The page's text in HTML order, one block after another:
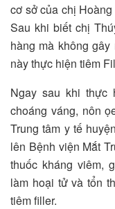
cơ sở của chị
Sau khi biết chị
hàng mà không
này thực hiện tiêm
Ngay sau khi thực
choáng váng, nôn
Trung tâm y tế
lên Bệnh viện Mắt
thuốc kháng viêm,
làm hoại tử và tổn
tiêm filler.